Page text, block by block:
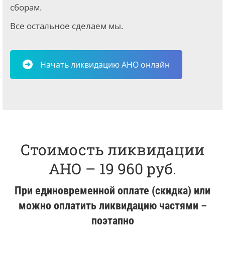
сборам.
Все остальное сделаем мы.
Начать ликвидацию АНО онлайн
Стоимость ликвидации
АНО – 19 960 руб.
При единовременной оплате (скидка) или
можно оплатить ликвидацию частями –
поэтапно